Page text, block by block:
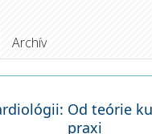
Archív
Od teórie
praxi